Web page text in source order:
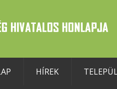
HÍREK